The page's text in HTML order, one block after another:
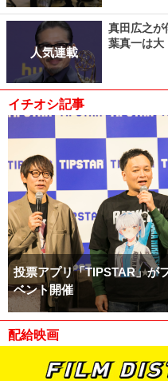
人気連載
真田広之が
葉真一は
イチオシ記事
投票アプリ「TIPSTAR」が
ベント開催
配給映画